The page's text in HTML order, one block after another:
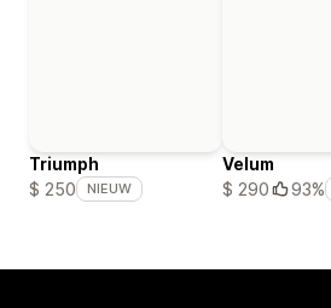
Triumph
$ 250
NIEUW
Velum
$ 290
93%